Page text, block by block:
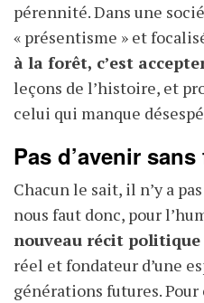
pérennité. Dans une
« présentisme » et
à la forêt, c’est
leçons de l’histoire, et
celui qui manque
Pas d’avenir
Chacun le sait, il n’y a
nous faut donc, pour
nouveau récit politique
réel et fondateur d’une
générations futures.